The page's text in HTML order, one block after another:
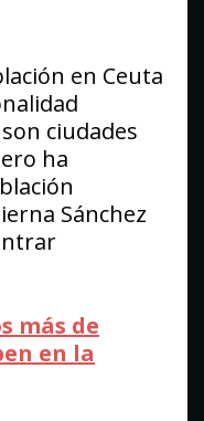
en Ceuta
ciudades
ha
Sánchez
más de
en la